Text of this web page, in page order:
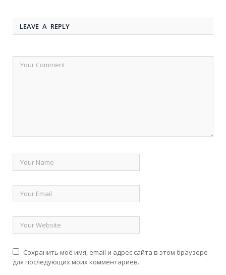
LEAVE A REPLY
Сохранить моё имя, email и адрес сайта в этом браузере
для последующих моих комментариев.